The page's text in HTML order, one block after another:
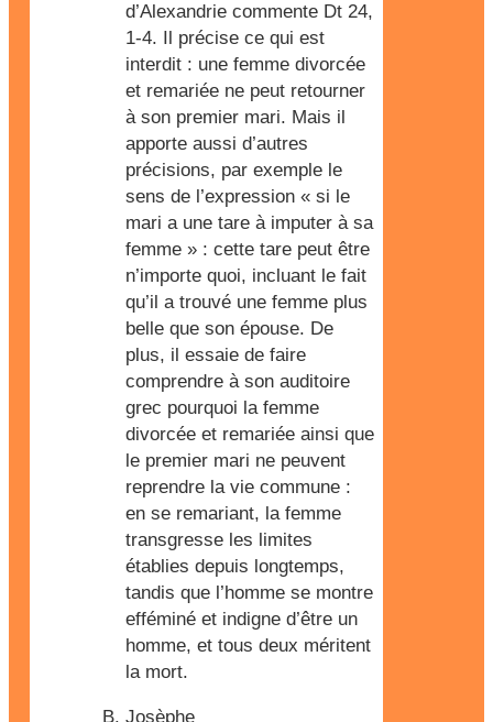
d’Alexandrie commente Dt 24,
1-4. Il précise ce qui est
interdit : une femme divorcée
et remariée ne peut retourner
à son premier mari. Mais il
apporte aussi d’autres
précisions, par exemple le
sens de l’expression « si le
mari a une tare à imputer à sa
femme » : cette tare peut être
n’importe quoi, incluant le fait
qu’il a trouvé une femme plus
belle que son épouse. De
plus, il essaie de faire
comprendre à son auditoire
grec pourquoi la femme
divorcée et remariée ainsi que
le premier mari ne peuvent
reprendre la vie commune :
en se remariant, la femme
transgresse les limites
établies depuis longtemps,
tandis que l’homme se montre
efféminé et indigne d’être un
homme, et tous deux méritent
la mort.
Josèphe